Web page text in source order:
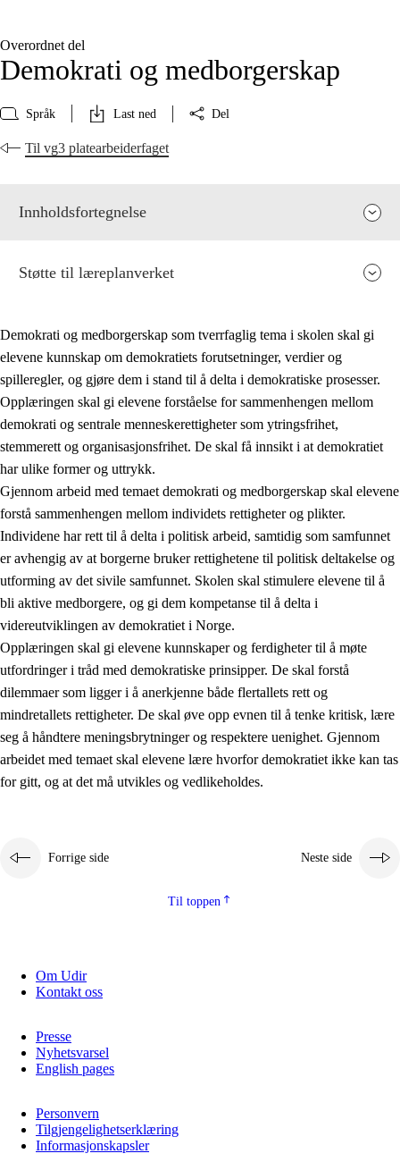
Overordnet del
Demokrati og medborgerskap
Språk Last ned Del
Til vg3 platearbeiderfaget
Innholdsfortegnelse
2. Prinsipper for læring, utvikling og danning
2.1 Sosial læring og utvikling
2.2 Kompetanse i fagene
2.3 Grunnleggende ferdigheter
2.4 Å lære å lære
Tverrfaglige temaer
2.5 Tverrfaglige temaer
2.5.1 Folkehelse og livsmestring
2.5.2 Demokrati og medborgerskap
Støtte til læreplanverket
Demokrati og medborgerskap som tverrfaglig tema i skolen skal gi
elevene kunnskap om demokratiets forutsetninger, verdier og
spilleregler, og gjøre dem i stand til å delta i demokratiske prosesser.
Opplæringen skal gi elevene forståelse for sammenhengen mellom
demokrati og sentrale menneskerettigheter som ytringsfrihet,
stemmerett og organisasjonsfrihet. De skal få innsikt i at demokratiet
har ulike former og uttrykk.
Gjennom arbeid med temaet demokrati og medborgerskap skal elevene
forstå sammenhengen mellom individets rettigheter og plikter.
Individene har rett til å delta i politisk arbeid, samtidig som samfunnet
er avhengig av at borgerne bruker rettighetene til politisk deltakelse og
utforming av det sivile samfunnet. Skolen skal stimulere elevene til å
bli aktive medborgere, og gi dem kompetanse til å delta i
videreutviklingen av demokratiet i Norge.
Opplæringen skal gi elevene kunnskaper og ferdigheter til å møte
utfordringer i tråd med demokratiske prinsipper. De skal forstå
dilemmaer som ligger i å anerkjenne både flertallets rett og
mindretallets rettigheter. De skal øve opp evnen til å tenke kritisk, lære
seg å håndtere meningsbrytninger og respektere uenighet. Gjennom
arbeidet med temaet skal elevene lære hvorfor demokratiet ikke kan tas
for gitt, og at det må utvikles og vedlikeholdes.
Forrige side Neste side
Til toppen
Om Udir
Kontakt oss
Presse
Nyhetsvarsel
English pages
Personvern
Tilgjengelighetserklæring
Informasjonskapsler